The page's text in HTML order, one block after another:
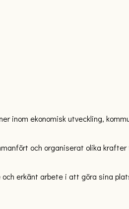
inom ekonomisk utveckling,
och organiserat olika
erkänt arbete i att göra sina